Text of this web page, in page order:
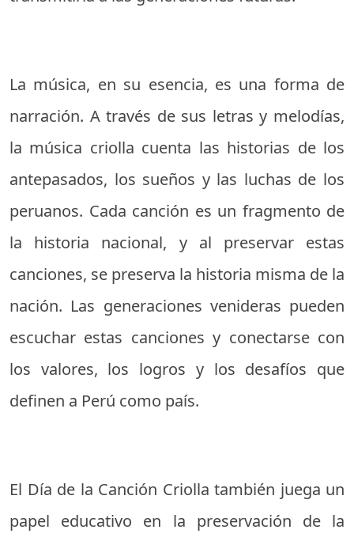
La música, en su esencia, es una forma de
narración. A través de sus letras y melodías,
la música criolla cuenta las historias de los
antepasados, los sueños y las luchas de los
peruanos. Cada canción es un fragmento de
la historia nacional, y al preservar estas
canciones, se preserva la historia misma de la
nación. Las generaciones venideras pueden
escuchar estas canciones y conectarse con
los valores, los logros y los desafíos que
definen a Perú como país.
El Día de la Canción Criolla también juega un
papel educativo en la preservación de la